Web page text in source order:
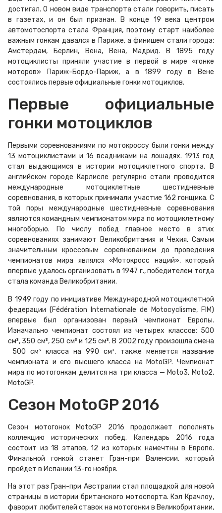
достигал. О новом виде транспорта стали говорить, писать
в газетах, и он был признан. В конце 19 века центром
автомотоспорта стала Франция, поэтому старт наиболее
важным гонкам давался в Париже, а финишем стали города:
Амстердам, Берлин, Вена, Вена, Мадрид. В 1895 году
мотоциклисты приняли участие в первой в мире «гонке
моторов» Париж-Бордо-Париж, а в 1899 году в Вене
состоялись первые официальные гонки мотоциклов.
Первые официальные
гонки мотоциклов
Первыми соревнованиями по мотокроссу были гонки между
13 мотоциклистами и 16 всадниками на лошадях. 1913 год
стал выдающимся в истории мотоциклетного спорта. В
английском городе Карлисле регулярно стали проводится
международные мотоциклетные шестидневные
соревнования, в которых принимали участие 162 гонщика. С
той поры международные шестидневные соревнования
являются командным чемпионатом мира по мотоциклетному
многоборью. По числу побед главное место в этих
соревнованиях занимают Великобритания и Чехия. Самым
значительным кроссовым соревнованием до проведения
чемпионатов мира являлся «Мотокросс наций», который
впервые удалось организовать в 1947 г., победителем тогда
стала команда Великобритании.
В 1949 году по инициативе Международной мотоциклетной
федерации (Fédération Internationale de Motocyclisme, FIM)
впервые был организован первый чемпионат Европы.
Изначально чемпионат состоял из четырех классов: 500
см³, 350 см³, 250 см³ и 125 см³. В 2002 году произошла смена
500 см³ класса на 990 см³, также меняется название
чемпионата и его высшего класса на MotoGP. Чемпионат
мира по мотогонкам делится на три класса — Moto3, Moto2,
MotoGP.
Сезон MotoGP 2016
Сезон мотогонок MotoGP 2016 продолжает пополнять
коллекцию исторических побед. Календарь 2016 года
состоит из 18 этапов, 12 из которых намечтны в Европе.
Финальной гонкой станет Гран-при Валенсии, который
пройдет в Испании 13-го ноября.
На этот раз Гран-при Австралии стал площадкой для новой
страницы в истории британского мотоспорта. Кэл Крачлоу,
фаворит любителей ставок на мотогонки в Великобритании,